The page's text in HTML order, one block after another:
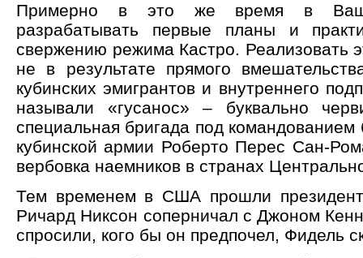
Примерно в это же время в
разрабатывать первые планы и
свержению режима Кастро. Реализовать
не в результате прямого
кубинских эмигрантов и внутреннего
называли «гусанос» – буквально
специальная бригада под командованием
кубинской армии Роберто Перес Сан-
вербовка наемников в странах
Тем временем в США прошли
Ричард Никсон соперничал с Джоном
спросили, кого бы он предпочел, Фидель